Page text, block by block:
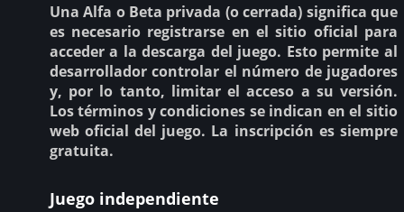
Una Alfa o Beta privada (o cerrada) significa que
es necesario registrarse en el sitio oficial para
acceder a la descarga del juego. Esto permite al
desarrollador controlar el número de jugadores
y, por lo tanto, limitar el acceso a su versión.
Los términos y condiciones se indican en el sitio
web oficial del juego. La inscripción es siempre
gratuita.
Juego independiente